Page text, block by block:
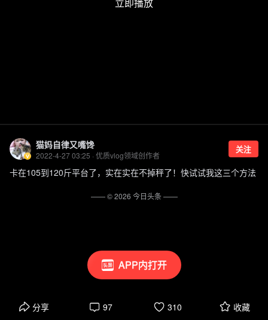
APP内打开
猫妈自律又嘴馋
2022-4-27 03:25 · 优质vlog领域创作者
关注
卡在105到120斤平台了，实在实在不掉秤了！快试试我这三个方法
分享 97 310 收藏
—— ©2026 今日头条——